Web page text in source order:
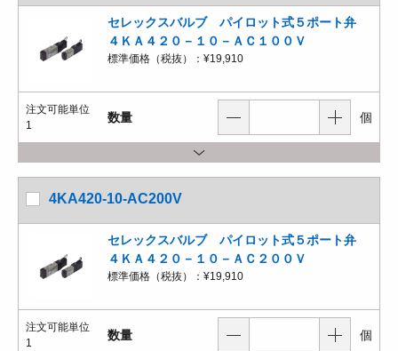
セレックスバルブ パイロット式５ポート弁
４ＫＡ４２０－１０－ＡＣ１００Ｖ
標準価格（税抜）： ¥19,910
注文可能単位
1
数量 個
4KA420-10-AC200V
セレックスバルブ パイロット式５ポート弁
４ＫＡ４２０－１０－ＡＣ２００Ｖ
標準価格（税抜）： ¥19,910
注文可能単位
1
数量 個